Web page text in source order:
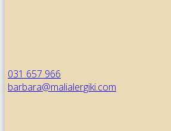
031 657 966
barbara@malialergiki.com